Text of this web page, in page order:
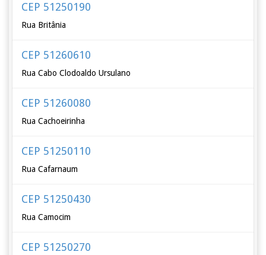
CEP 51250190
Rua Britânia
CEP 51260610
Rua Cabo Clodoaldo Ursulano
CEP 51260080
Rua Cachoeirinha
CEP 51250110
Rua Cafarnaum
CEP 51250430
Rua Camocim
CEP 51250270